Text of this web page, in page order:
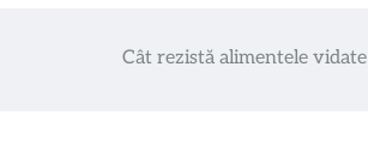
Cât rezistă alimentele vidate